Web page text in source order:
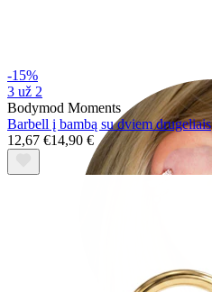
-15%
3 už 2
Bodymod Moments
Barbell į bambą su dviem drugeliais
12,67 €14,90 €